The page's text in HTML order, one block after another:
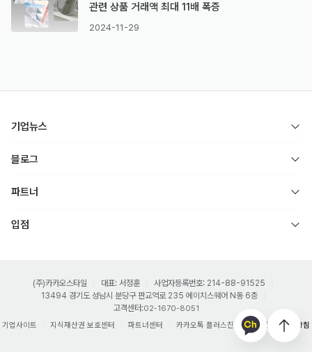
관련 상품 거래액 최대 11배 폭증
2024-11-29
기업뉴스
블로그
파트너
입점
(주)카카오스타일 대표: 서정훈
사업자등록번호: 214-88-91525
13494 경기도 성남시 분당구 판교역로 235 에이치스퀘어 N동 6층
고객센터:02-1670-8051
기업사이트
지식재산권 보호센터 파트너센터 카카오톡 플러스친구 개인정보처리방침